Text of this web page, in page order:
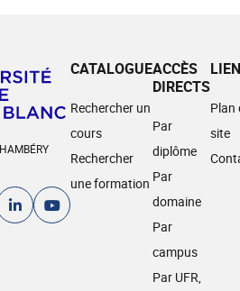
CATALOGUE
Rechercher un
cours
Rechercher
une formation
ACCÈS
DIRECTS
Par
diplôme
Par
domaine
Par
campus
Par UFR,
Plan
site